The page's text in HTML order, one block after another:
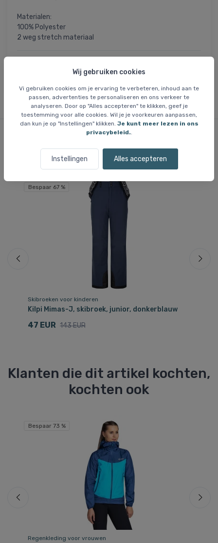
Wij gebruiken cookies
Vi gebruiken cookies om je ervaring te verbeteren, inhoud aan te
passen, advertenties te personaliseren en ons verkeer te
analyseren. Door op "Alles accepteren" te klikken, geef je
toestemming voor alle cookies. Wil je je voorkeuren aanpassen,
dan kun je op "Instellingen" klikken. Je kunt meer lezen in ons
privacybeleid..
Instellingen Alles accepteren
Materialen:
100% Polyester
2 weg stretch materiaal
krijgen er geen meer als de huidige voorraad is uitverkocht.
Vergelijkbare items
Bespaar 67 %
Skibroeken voor kinderen
Kilpi Mimas-J, skibroek, junior, donkerblauw
47 EUR 143 EUR
Klanten die dit artikel kochten,
kochten ook
Bespaar 73 %
Regenkleding voor vrouwen